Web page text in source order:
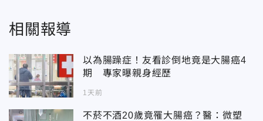
相關報導
以為腸躁症！友看診倒地竟是大腸癌4
期 專家曝親身經歷
1天前
不菸不酒20歲竟罹大腸癌？醫：微塑